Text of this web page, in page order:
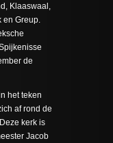
Klaaswaal,
en Greup.
de
het teken
af rond de
kerk is
Jacob